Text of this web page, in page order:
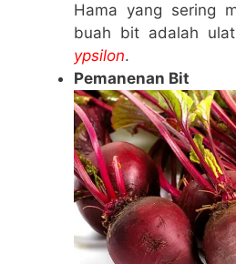
Hama yang sering
buah bit adalah
ypsilon.
Pemanenan Bit